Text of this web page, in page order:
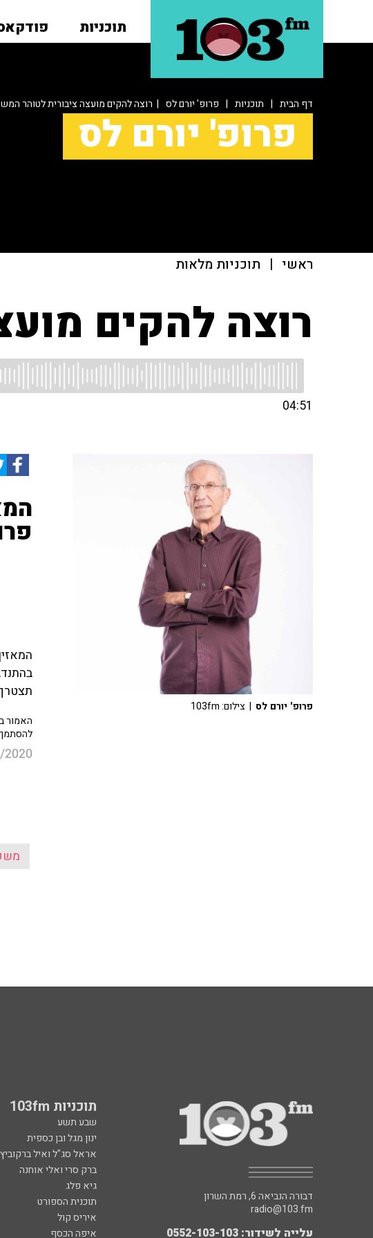
תוכניות
דף הבית | תוכניות | פרופ' יורם לס | רוצה להקים מועצה ציבורית לטוהר
פרופ' יורם לס
ראשי | תוכניות מלאות
רוצה להקים
04:51
האמור
2020
פרופ' יורם לס | צילום: 103fm
תוכניות 103fm
שבע תשע
ינון מגל ובן כספית
אראל סג"ל ואיל
ברק סרי ואלי אוחנה
גיא פלג
תוכנית הספורט
איריס קול
איפה הכסף
דבורה הנביאה 6, רמת השרון
radio@103.fm
עלייה לשידור: 0552-103-103